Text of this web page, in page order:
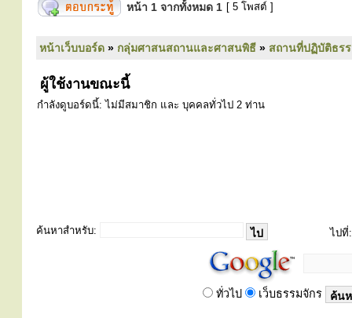
หน้า 1 จากทั้งหมด 1 [ 5 โพสต์ ]
หน้าเว็บบอร์ด » กลุ่มศาสนสถานและศาสนพิธี » สถานที่ปฏิบัติธร
ผู้ใช้งานขณะนี้
กำลังดูบอร์ดนี้: ไม่มีสมาชิก และ บุคคลทั่วไป 2 ท่าน
ค้นหาสำหรับ: ไปที่:
ทั่วไป เว็บธรรมจักร